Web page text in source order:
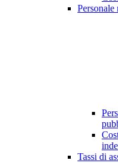
Personale
Tassi di